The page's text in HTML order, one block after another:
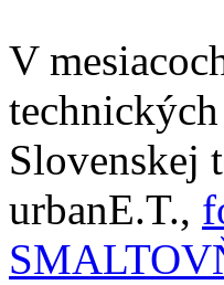
V
Slovenskej
urbanE.T.,